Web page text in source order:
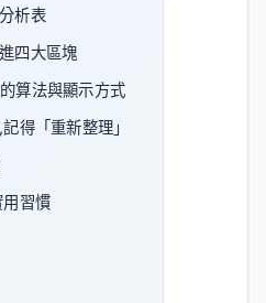
析表
四大區塊
算法與顯示方式
得「重新整理」
習慣